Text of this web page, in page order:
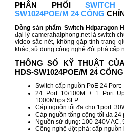
PHÂN PHỐI
SW1024POE/M 24 CỔNG
Dòng sản phẩm Switch Hdparagon
đại lý camerahaiphong.net là switch
video sắc nét, không gặp tình trạng
khác, sử dụng công nghệ đột phá cấp
THÔNG SỐ KỸ THUẬT
HDS-SW1024POE/M 24 CỔNG
Switch cấp nguồn PoE 24 Port:
24 Port 10/100M + 1 Port
1000Mbps SFP
Cáp nguồn tối đa cho 1port:
Cáp nguồn tổng cộng tối đa 24
Nguồn sử dụng: 100-240V AC,
Công nghệ đột phá: cấp